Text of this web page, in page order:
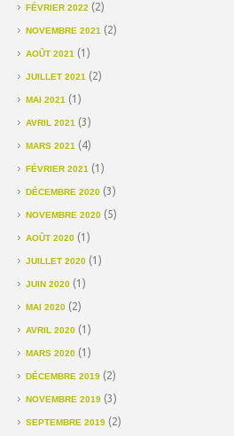
FÉVRIER 2022 (2)
NOVEMBRE 2021 (2)
AOÛT 2021 (1)
JUILLET 2021 (2)
MAI 2021 (1)
AVRIL 2021 (3)
MARS 2021 (4)
FÉVRIER 2021 (1)
DÉCEMBRE 2020 (3)
NOVEMBRE 2020 (5)
AOÛT 2020 (1)
JUILLET 2020 (1)
JUIN 2020 (1)
MAI 2020 (2)
AVRIL 2020 (1)
MARS 2020 (1)
DÉCEMBRE 2019 (2)
NOVEMBRE 2019 (3)
SEPTEMBRE 2019 (2)